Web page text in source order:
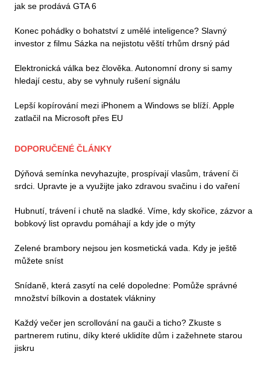
jak se prodává GTA 6
Konec pohádky o bohatství z umělé inteligence? Slavný
investor z filmu Sázka na nejistotu věští trhům drsný pád
Elektronická válka bez člověka. Autonomní drony si samy
hledají cestu, aby se vyhnuly rušení signálu
Lepší kopírování mezi iPhonem a Windows se blíží. Apple
zatlačil na Microsoft přes EU
DOPORUČENÉ ČLÁNKY
Dýňová semínka nevyhazujte, prospívají vlasům, trávení či
srdci. Upravte je a využijte jako zdravou svačinu i do vaření
Hubnutí, trávení i chutě na sladké. Víme, kdy skořice, zázvor a
bobkový list opravdu pomáhají a kdy jde o mýty
Zelené brambory nejsou jen kosmetická vada. Kdy je ještě
můžete sníst
Snídaně, která zasytí na celé dopoledne: Pomůže správné
množství bílkovin a dostatek vlákniny
Každý večer jen scrollování na gauči a ticho? Zkuste s
partnerem rutinu, díky které uklidíte dům i zažehnete starou
jiskru